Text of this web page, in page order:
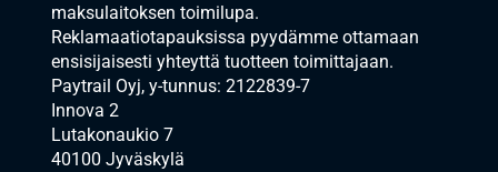
maksulaitoksen toimilupa.
Reklamaatiotapauksissa pyydämme ottamaan
ensisijaisesti yhteyttä tuotteen toimittajaan.
Paytrail Oyj, y-tunnus: 2122839-7
Innova 2
Lutakonaukio 7
40100 Jyväskylä